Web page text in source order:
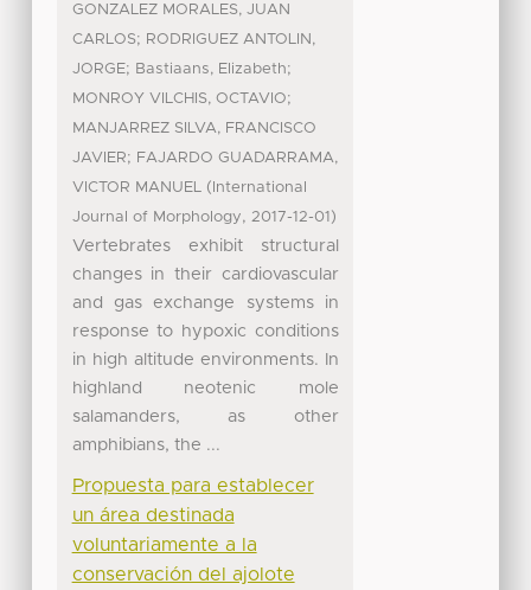
GONZALEZ MORALES, JUAN
CARLOS; RODRIGUEZ ANTOLIN,
JORGE; Bastiaans, Elizabeth;
MONROY VILCHIS, OCTAVIO;
MANJARREZ SILVA, FRANCISCO
JAVIER; FAJARDO GUADARRAMA,
VICTOR MANUEL ( International
Journal of Morphology, 2017-12-01 )
Vertebrates exhibit structural
changes in their cardiovascular
and gas exchange systems in
response to hypoxic conditions
in high altitude environments. In
highland neotenic mole
salamanders, as other
amphibians, the ...
Propuesta para establecer
un área destinada
voluntariamente a la
conservación del ajolote